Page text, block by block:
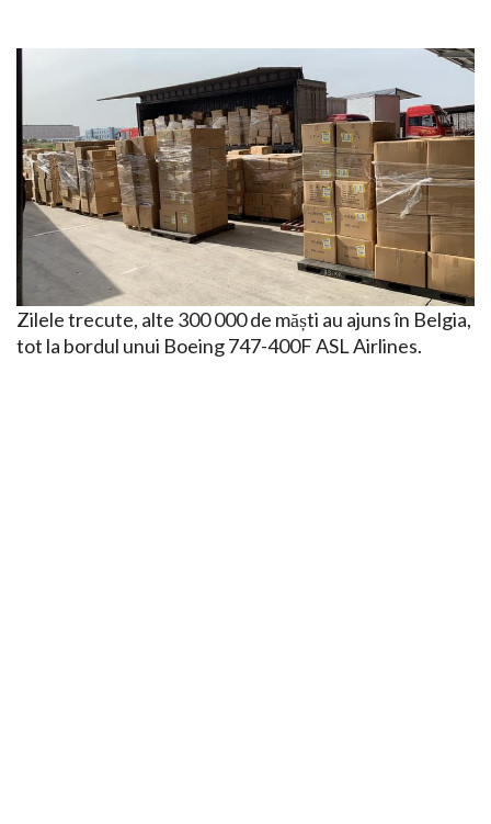
Zilele trecute, alte 300 000 de măști au ajuns în Belgia,
tot la bordul unui Boeing 747-400F ASL Airlines.